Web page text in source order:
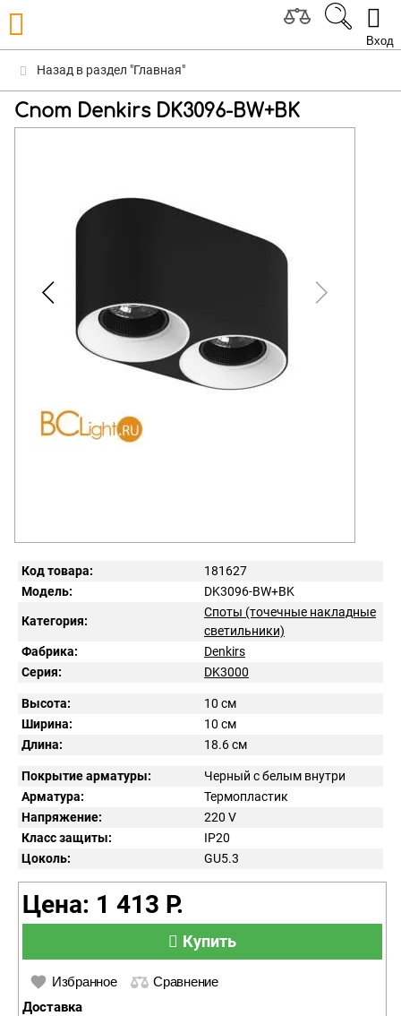
Вход
Назад в раздел "Главная"
Спот Denkirs DK3096-BW+BK
Код товара:
181627
Модель:
DK3096-BW+BK
Категория:
Споты (точечные накладные
светильники)
Фабрика:
Denkirs
Серия:
DK3000
Высота:
10 см
Ширина:
10 см
Длина:
18.6 см
Покрытие арматуры:
Черный с белым внутри
Арматура:
Термопластик
Напряжение:
220 V
Класс защиты:
IP20
Цоколь:
GU5.3
Цена: 1 413 Р.
Купить
Избранное Сравнение
Доставка